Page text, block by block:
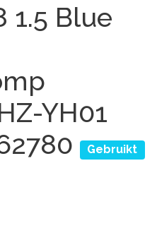
1.5 Blue
YH01
Gebruikt